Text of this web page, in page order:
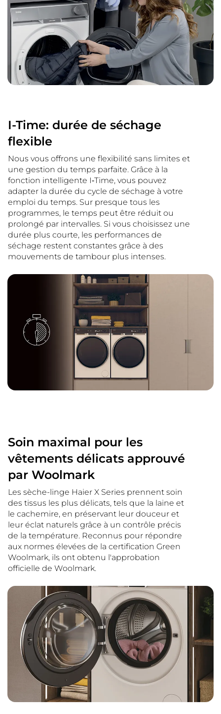
I-Time: durée de séchage
flexible
Nous vous offrons une flexibilité sans limites et
une gestion du temps parfaite. Grâce à la
fonction intelligente I‑Time, vous pouvez
adapter la durée du cycle de séchage à votre
emploi du temps. Sur presque tous les
programmes, le temps peut être réduit ou
prolongé par intervalles. Si vous choisissez une
durée plus courte, les performances de
séchage restent constantes grâce à des
mouvements de tambour plus intenses.
Soin maximal pour les
vêtements délicats approuvé
par Woolmark
Les sèche-linge Haier X Series prennent soin
des tissus les plus délicats, tels que la laine et
le cachemire, en préservant leur douceur et
leur éclat naturels grâce à un contrôle précis
de la température. Reconnus pour répondre
aux normes élevées de la certification Green
Woolmark, ils ont obtenu l'approbation
officielle de Woolmark.